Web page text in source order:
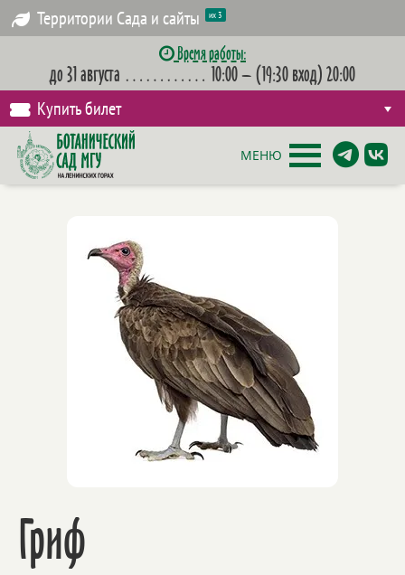
Территории Сада и сайты их 3
Время работы:
до 31 августа ………… 10:00 – (19:30 вход) 20:00
Купить билет
МЕНЮ
Гриф